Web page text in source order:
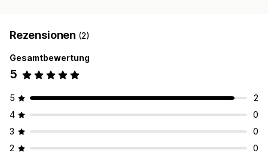
Rezensionen (2)
Gesamtbewertung
5
5
2
4
0
3
0
2
0